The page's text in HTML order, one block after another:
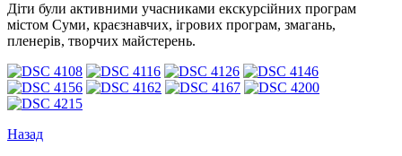
Діти були активними учасниками екскурсійних програм
містом Суми, краєзнавчих, ігрових програм, змагань,
пленерів, творчих майстерень.
Назад